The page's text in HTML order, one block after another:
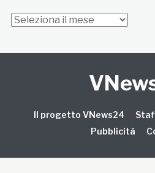
Archivi
Il progetto VNews24
Pubblicità